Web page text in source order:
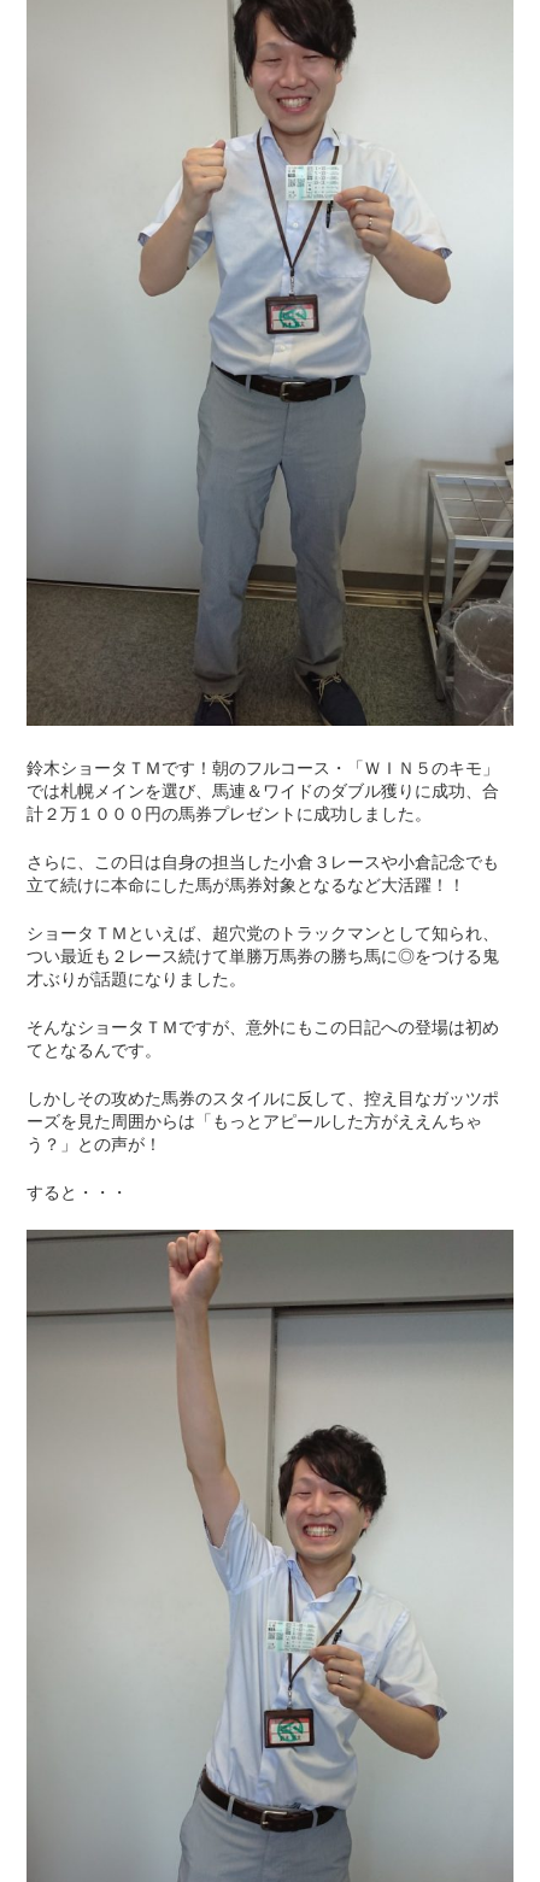
鈴木ショータＴＭです！朝のフルコース・「ＷＩＮ５のキモ」
では札幌メインを選び、馬連＆ワイドのダブル獲りに成功、合
計２万１０００円の馬券プレゼントに成功しました。
さらに、この日は自身の担当した小倉３レースや小倉記念でも
立て続けに本命にした馬が馬券対象となるなど大活躍！！
ショータＴＭといえば、超穴党のトラックマンとして知られ、
つい最近も２レース続けて単勝万馬券の勝ち馬に◎をつける鬼
才ぶりが話題になりました。
そんなショータＴＭですが、意外にもこの日記への登場は初め
てとなるんです。
しかしその攻めた馬券のスタイルに反して、控え目なガッツポ
ーズを見た周囲からは「もっとアピールした方がええんちゃ
う？」との声が！
すると・・・